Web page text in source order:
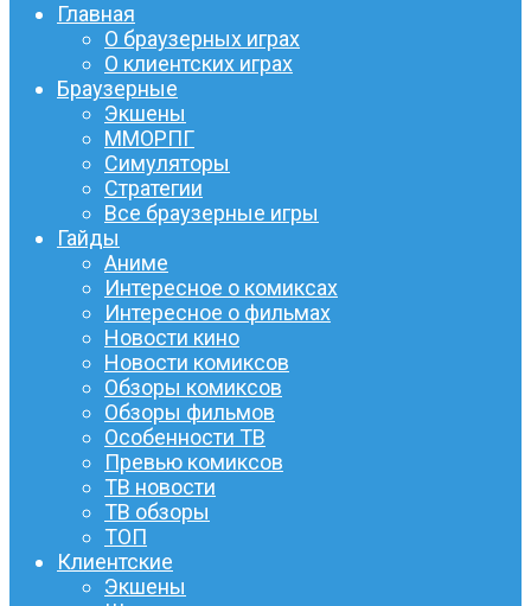
Главная
О браузерных играх
О клиентских играх
Браузерные
Экшены
ММОРПГ
Симуляторы
Стратегии
Все браузерные игры
Гайды
Аниме
Интересное о комиксах
Интересное о фильмах
Новости кино
Новости комиксов
Обзоры комиксов
Обзоры фильмов
Особенности ТВ
Превью комиксов
ТВ новости
ТВ обзоры
ТОП
Клиентские
Экшены